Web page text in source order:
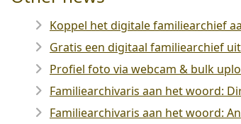
Koppel het digitale familiearchief
Gratis een digitaal familiearchief
Profiel foto via webcam & bulk
Familiearchivaris aan het woord:
Familiearchivaris aan het woord: